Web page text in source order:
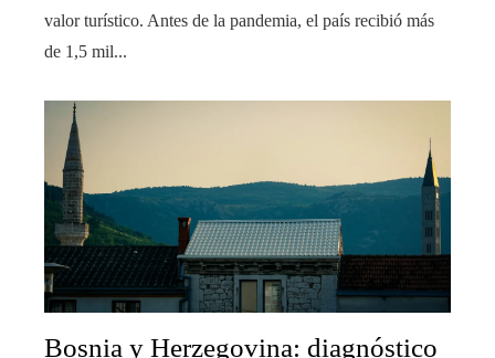
valor turístico. Antes de la pandemia, el país recibió más
de 1,5 mil...
Bosnia y Herzegovina: diagnóstico